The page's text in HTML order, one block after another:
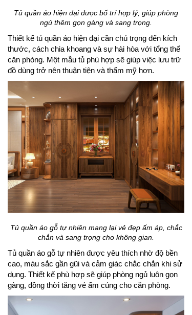
Tủ quần áo hiện đại được bố trí hợp lý, giúp phòng
ngủ thêm gọn gàng và sang trọng.
Thiết kế tủ quần áo hiện đại cần chú trọng đến kích
thước, cách chia khoang và sự hài hòa với tổng thể
căn phòng. Một mẫu tủ phù hợp sẽ giúp việc lưu trữ
đồ dùng trở nên thuận tiện và thẩm mỹ hơn.
Tủ quần áo gỗ tự nhiên mang lại vẻ đẹp ấm áp, chắc
chắn và sang trọng cho không gian.
Tủ quần áo gỗ tự nhiên được yêu thích nhờ độ bền
cao, màu sắc gần gũi và cảm giác chắc chắn khi sử
dụng. Thiết kế phù hợp sẽ giúp phòng ngủ luôn gọn
gàng, đồng thời tăng vẻ ấm cúng cho căn phòng.